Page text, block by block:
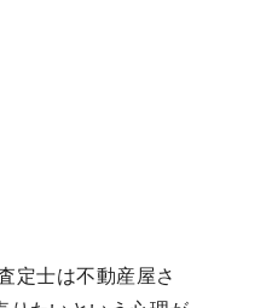
定士は不動産屋さ